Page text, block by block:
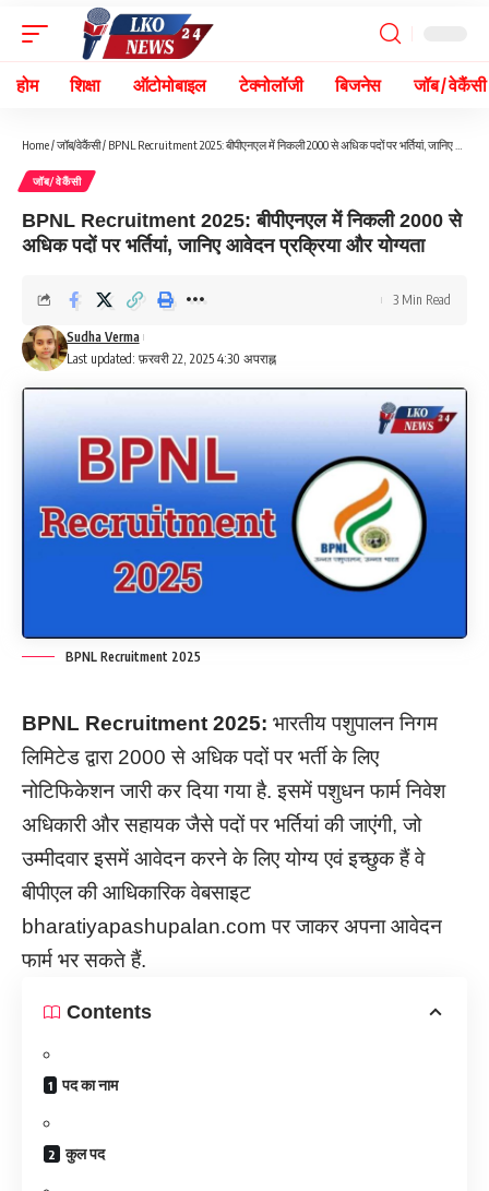
होम शिक्षा ऑटोमोबाइल टेक्नोलॉजी बिजनेस जॉब / वेकैंसी
Home/जॉब/वेकैंसी/ BPNL Recruitment 2025: बीपीएनएल में निकली 2000 से अधिक पदों पर भर्तियां, जानिए आवेदन प्रक्रिया और योग्यता
जॉब/वेकैंसी
BPNL Recruitment 2025: बीपीएनएल में निकली 2000 से
अधिक पदों पर भर्तियां, जानिए आवेदन प्रक्रिया और योग्यता
Last updated: फ़रवरी 22, 2025 4:30 अपराह्न
Sudha Verma
3 Min Read
BPNL Recruitment 2025
BPNL Recruitment 2025: भारतीय पशुपालन निगम
लिमिटेड द्वारा 2000 से अधिक पदों पर भर्ती के लिए
नोटिफिकेशन जारी कर दिया गया है. इसमें पशुधन फार्म निवेश
अधिकारी और सहायक जैसे पदों पर भर्तियां की जाएंगी, जो
उम्मीदवार इसमें आवेदन करने के लिए योग्य एवं इच्छुक हैं वे
बीपीएल की आधिकारिक वेबसाइट
bharatiyapashupalan.com पर जाकर अपना आवेदन
फार्म भर सकते हैं.
Contents
पद का नाम
कुल पद